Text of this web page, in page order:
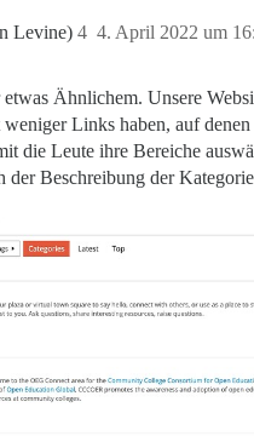
Levine) 4. April 2022 um
4
Ähnlichem. Unsere
Links haben, auf
die Leute ihre Bereiche
der Beschreibung der